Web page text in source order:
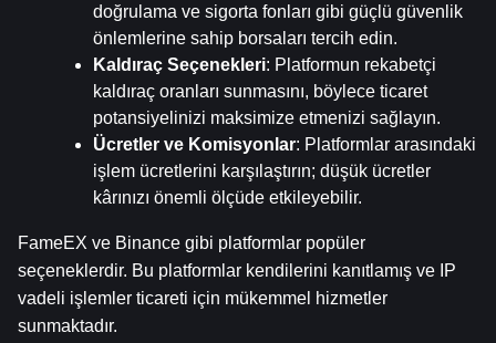
doğrulama ve sigorta fonları gibi güçlü güvenlik
önlemlerine sahip borsaları tercih edin.
Kaldıraç Seçenekleri: Platformun rekabetçi
kaldıraç oranları sunmasını, böylece ticaret
potansiyelinizi maksimize etmenizi sağlayın.
Ücretler ve Komisyonlar: Platformlar arasındaki
işlem ücretlerini karşılaştırın; düşük ücretler
kârınızı önemli ölçüde etkileyebilir.
FameEX ve Binance gibi platformlar popüler
seçeneklerdir. Bu platformlar kendilerini kanıtlamış ve IP
vadeli işlemler ticareti için mükemmel hizmetler
sunmaktadır.